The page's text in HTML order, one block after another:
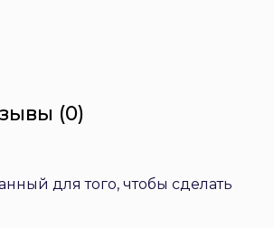
(0)
для того, чтобы сделать